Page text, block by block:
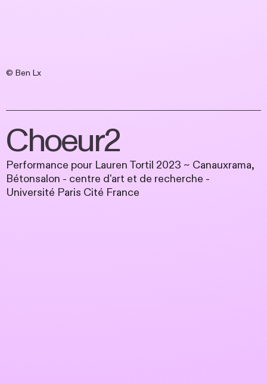
© Ben Lx
Choeur2
Performance pour Lauren Tortil 2023 ~ Canauxrama,
Bétonsalon - centre d'art et de recherche -
Université Paris Cité France